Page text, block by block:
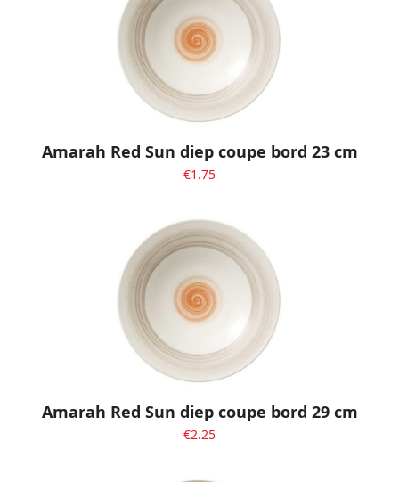
Amarah Red Sun diep coupe bord 23 cm
€1.75
Amarah Red Sun diep coupe bord 29 cm
€2.25